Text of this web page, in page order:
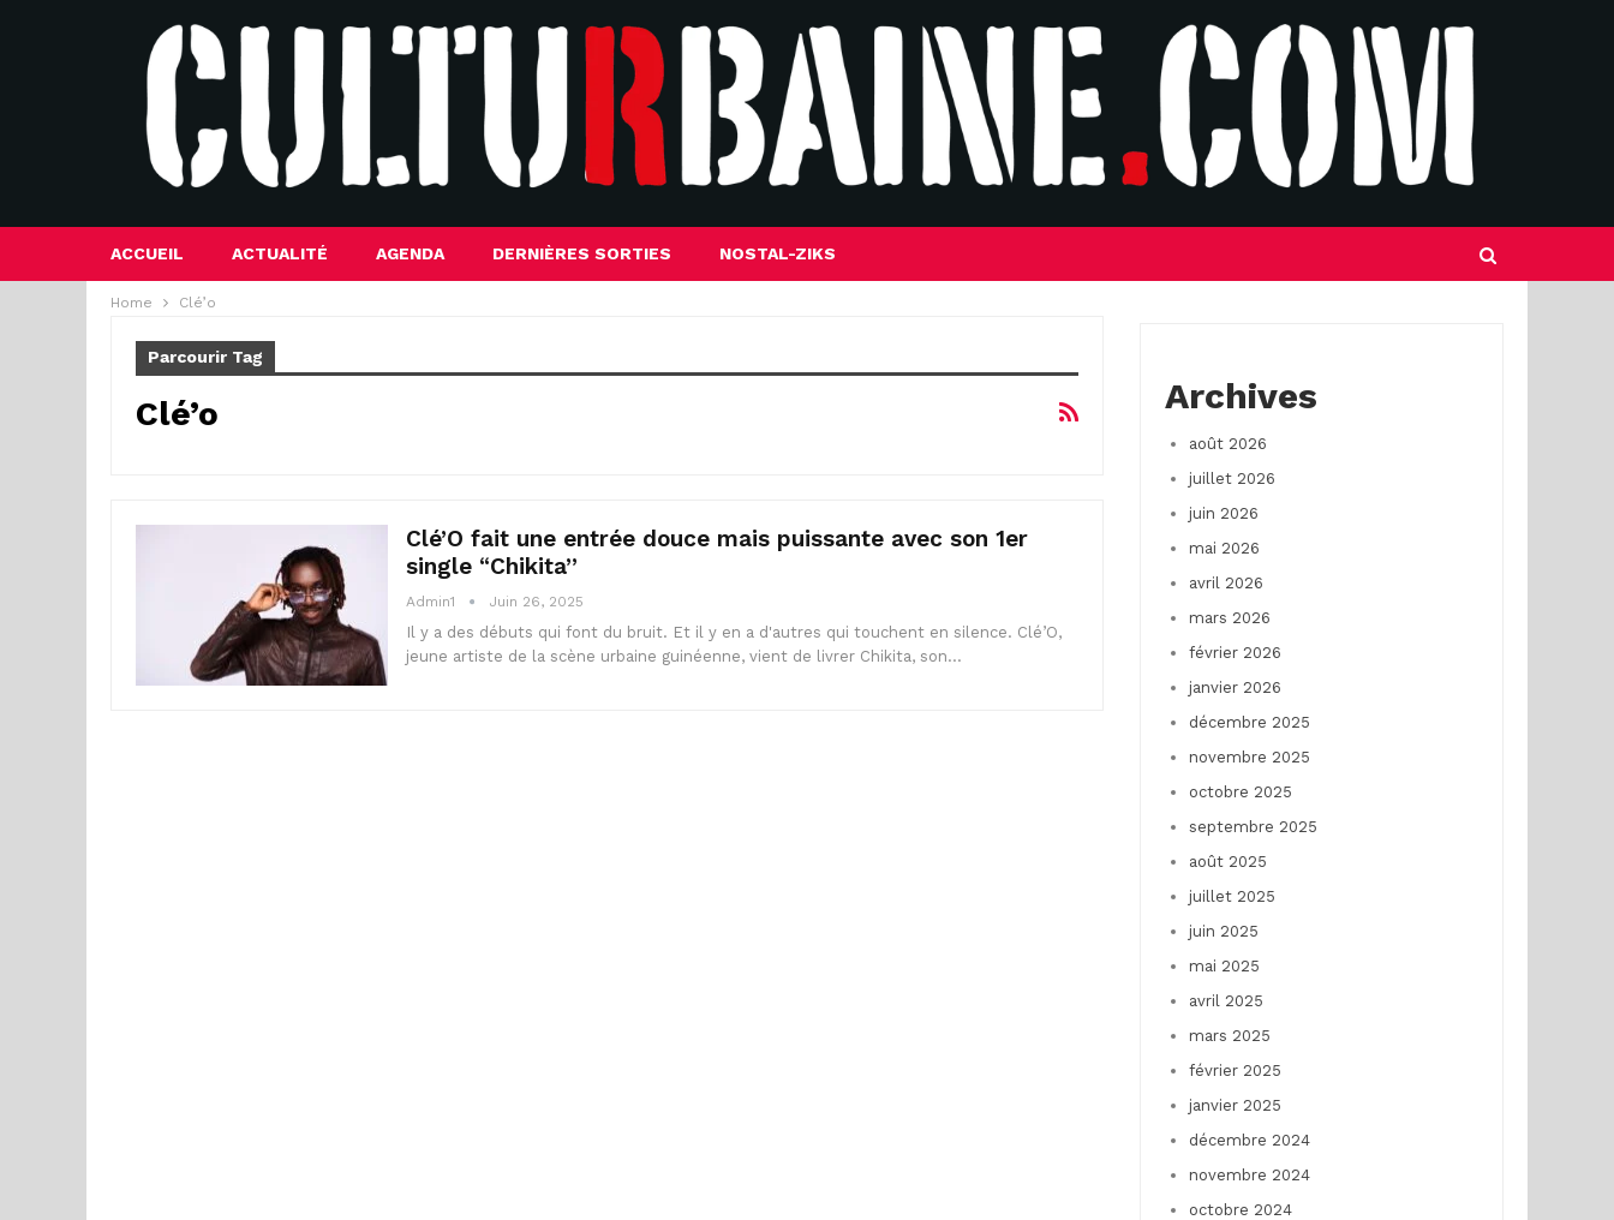
ACCUEIL ACTUALITÉ AGENDA DERNIÈRES SORTIES NOSTAL-ZIKS
Home Clé’o
Parcourir Tag
Clé’o
Clé’O fait une entrée douce mais puissante avec son 1er
single “Chikita”
Admin1 Juin 26, 2025
Il y a des débuts qui font du bruit. Et il y en a d'autres qui touchent en silence. Clé’O,
jeune artiste de la scène urbaine guinéenne, vient de livrer Chikita, son…
Archives
août 2026
juillet 2026
juin 2026
mai 2026
avril 2026
mars 2026
février 2026
janvier 2026
décembre 2025
novembre 2025
octobre 2025
septembre 2025
août 2025
juillet 2025
juin 2025
mai 2025
avril 2025
mars 2025
février 2025
janvier 2025
décembre 2024
novembre 2024
octobre 2024